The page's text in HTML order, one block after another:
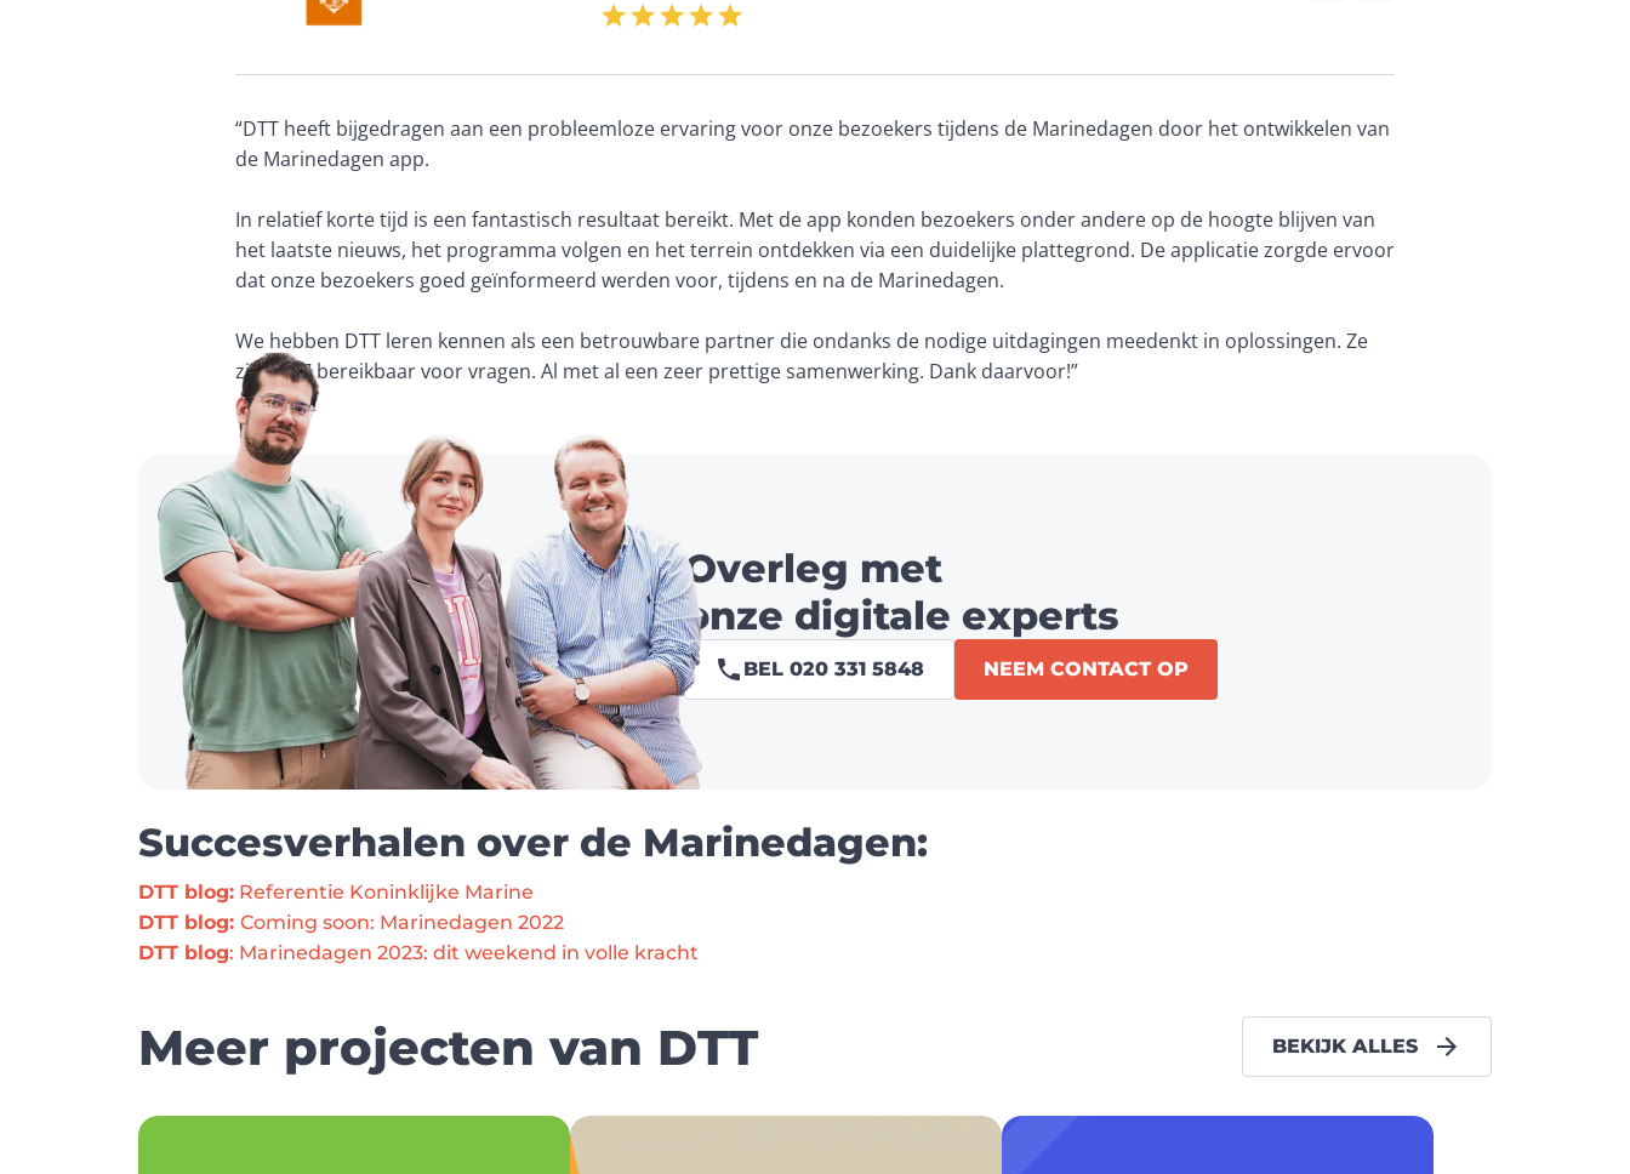
“DTT heeft bijgedragen aan een probleemloze ervaring voor onze bezoekers tijdens de Marinedagen door het ontwikkelen van
de Marinedagen app.
In relatief korte tijd is een fantastisch resultaat bereikt. Met de app konden bezoekers onder andere op de hoogte blijven van
het laatste nieuws, het programma volgen en het terrein ontdekken via een duidelijke plattegrond. De applicatie zorgde ervoor
dat onze bezoekers goed geïnformeerd werden voor, tijdens en na de Marinedagen.
We hebben DTT leren kennen als een betrouwbare partner die ondanks de nodige uitdagingen meedenkt in oplossingen. Ze
zijn 24/7 bereikbaar voor vragen. Al met al een zeer prettige samenwerking. Dank daarvoor!”
Overleg met
onze digitale experts
BEL 020 331 5848 NEEM CONTACT OP
Succesverhalen over de Marinedagen:
DTT blog: Referentie Koninklijke Marine
DTT blog: Coming soon: Marinedagen 2022
DTT blog: Marinedagen 2023: dit weekend in volle kracht
Meer projecten van DTT BEKIJK ALLES